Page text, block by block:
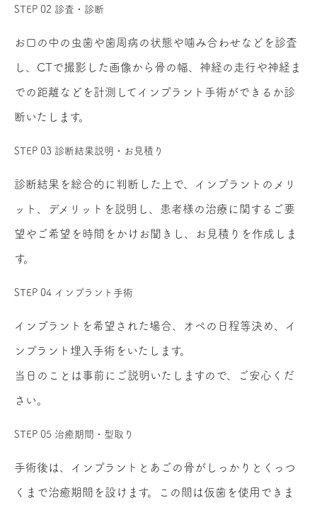
STEP 02 診査・診断
お口の中の虫歯や歯周病の状態や噛み合わせなどを診査
し、CTで撮影した画像から骨の幅、神経の走行や神経ま
での距離などを計測してインプラント手術ができるか診
断いたします。
STEP 03 診断結果説明・お見積り
診断結果を総合的に判断した上で、インプラントのメリ
ット、デメリットを説明し、患者様の治療に関するご要
望やご希望を時間をかけお聞きし、お見積りを作成しま
す。
STEP 04 インプラント手術
インプラントを希望された場合、オペの日程等決め、イ
ンプラント埋入手術をいたします。
当日のことは事前にご説明いたしますので、ご安心くだ
さい。
STEP 05 治癒期間・型取り
手術後は、インプラントとあごの骨がしっかりとくっつ
くまで治癒期間を設けます。この間は仮歯を使用できま